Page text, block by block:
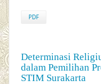
PDF
Determinasi
dalam Pemilihan
STIM Surakarta